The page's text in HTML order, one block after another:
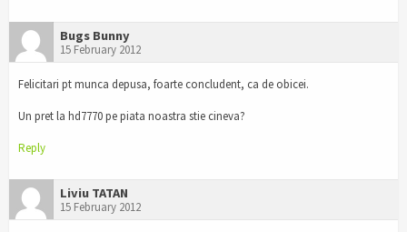
Bugs Bunny
15 February 2012
Felicitari pt munca depusa, foarte concludent, ca de obicei.
Un pret la hd7770 pe piata noastra stie cineva?
Reply
Liviu TATAN
15 February 2012